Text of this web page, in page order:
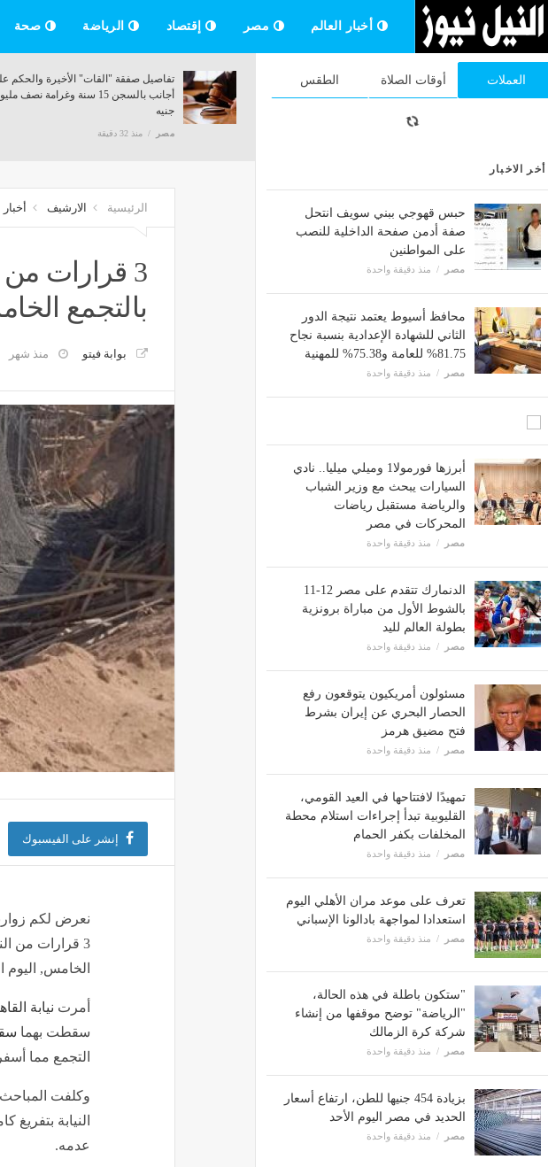
أخبار العالم مصر إقتصاد الرياضة صحة
العملات أوقات الصلاة الطقس
أخر الاخبار
حبس قهوجي ببني سويف انتحل
صفة أدمن صفحة الداخلية للنصب
على المواطنين
مصر منذ دقيقة واحدة
محافظ أسيوط يعتمد نتيجة الدور
الثاني للشهادة الإعدادية بنسبة نجاح
81.75% للعامة و75.38% للمهنية
مصر منذ دقيقة واحدة
أبرزها فورمولا1 وميلي ميليا.. نادي
السيارات يبحث مع وزير الشباب
والرياضة مستقبل ‏‏‏رياضات
المحركات في مصر
مصر منذ دقيقة واحدة
الدنمارك تتقدم على مصر 12-11
بالشوط الأول من مباراة برونزية
بطولة العالم لليد
مصر منذ دقيقة واحدة
مسئولون أمريكيون يتوقعون رفع
الحصار البحري عن إيران بشرط
فتح مضيق هرمز
مصر منذ دقيقة واحدة
تمهيدًا لافتتاحها في العيد القومي،
القليوبية تبدأ إجراءات استلام محطة
المخلفات بكفر الحمام
مصر منذ دقيقة واحدة
تعرف على موعد مران الأهلي اليوم
استعدادا لمواجهة بادالونا الإسباني
مصر منذ دقيقة واحدة
"ستكون باطلة في هذه الحالة،
"الرياضة" توضح موقفها من إنشاء
شركة كرة الزمالك
مصر منذ دقيقة واحدة
بزيادة 454 جنيها للطن، ارتفاع أسعار
الحديد في مصر اليوم الأحد
مصر منذ دقيقة واحدة
إعلامي تركي يكشف حكاية فيلا محمد صلاح
الفاخرة وسر تواجده في الفندق (فيديو)
مصر منذ 32 دقيقة
سماع دوي انفجارين عنيفين في مدينة تعز
الرئيسية الارشيف أخبار
3 قرارات
بالتجمع
بوابة فيتو منذ شهر
إنشر على الفيسبوك
نعرض لكم
3 قرارات من
الخامس, اليوم الأربعاء 1 يوليو
أمرت نيابة
سقطت بهما
التجمع مما
وكلفت المباحث
النيابة
عدمه.